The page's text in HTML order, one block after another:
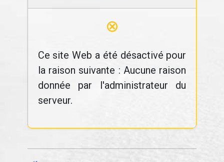
⊗
Ce site Web a été désactivé pour
la raison suivante : Aucune raison
donnée par l'administrateur du
serveur.